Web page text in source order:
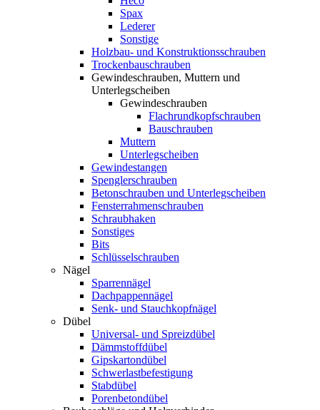
Spax
Lederer
Sonstige
Holzbau- und Konstruktionsschrauben
Trockenbauschrauben
Gewindeschrauben, Muttern und
Unterlegscheiben
Gewindeschrauben
Flachrundkopfschrauben
Bauschrauben
Muttern
Unterlegscheiben
Gewindestangen
Spenglerschrauben
Betonschrauben und Unterlegscheiben
Fensterrahmenschrauben
Schraubhaken
Sonstiges
Bits
Schlüsselschrauben
Nägel
Sparrennägel
Dachpappennägel
Senk- und Stauchkopfnägel
Dübel
Universal- und Spreizdübel
Dämmstoffdübel
Gipskartondübel
Schwerlastbefestigung
Stabdübel
Porenbetondübel